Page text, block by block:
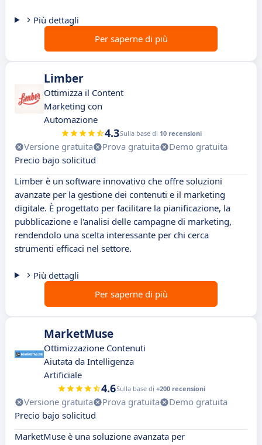
Più dettagli
Per saperne di più
Limber
Ottimizza il Content
Marketing con
Automazione
4.3Sulla base di 10 recensioni
Versione gratuita Prova gratuita
Demo gratuita
Precio bajo solicitud
Limber è un software innovativo che offre soluzioni
avanzate per la gestione dei contenuti e il marketing
digitale. È progettato per facilitare la pianificazione, la
pubblicazione e l'analisi delle campagne di marketing,
rendendolo una scelta interessante per chi cerca
strumenti efficaci nel settore.
Più dettagli
Per saperne di più
MarketMuse
Ottimizzazione Contenuti
Aiutata da Intelligenza
Artificiale
4.6Sulla base di +200 recensioni
Versione gratuita Prova gratuita
Demo gratuita
Precio bajo solicitud
MarketMuse è una soluzione avanzata per